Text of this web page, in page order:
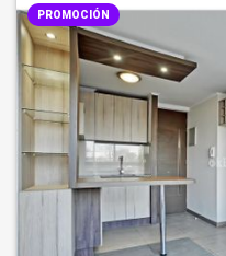
PROMOCIÓN